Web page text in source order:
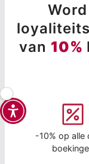
van 10%
-10% op alle